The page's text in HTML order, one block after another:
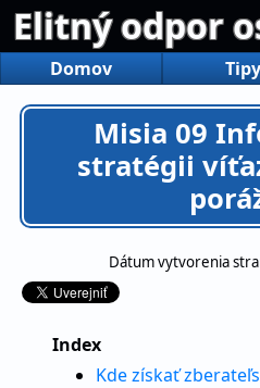
Elitný odpor
Domov Tipy
Misia 09
stratégii
Dátum vytvorenia
Index
Kde získať